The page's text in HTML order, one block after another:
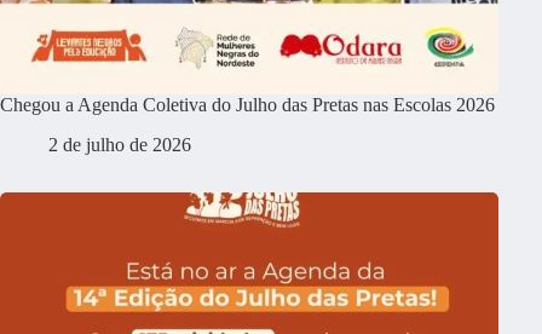
Chegou a Agenda Coletiva do Julho das Pretas nas Escolas 2026
2 de julho de 2026